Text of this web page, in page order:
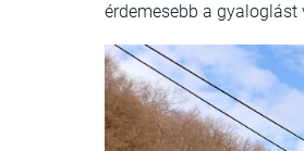
érdemesebb a